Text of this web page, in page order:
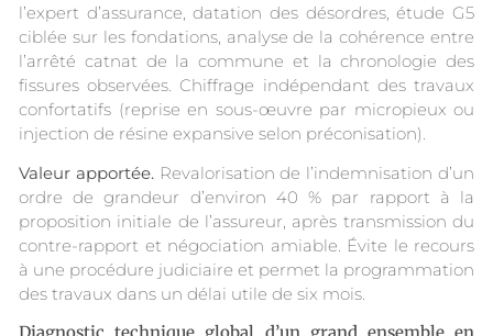
l’expert d’assurance, datation des désordres, étude G5
ciblée sur les fondations, analyse de la cohérence entre
l’arrêté catnat de la commune et la chronologie des
fissures observées. Chiffrage indépendant des travaux
confortatifs (reprise en sous-œuvre par micropieux ou
injection de résine expansive selon préconisation).
Valeur apportée.Revalorisation de l’indemnisation d’un
ordre de grandeur d’environ 40 % par rapport à la
proposition initiale de l’assureur, après transmission du
contre-rapport et négociation amiable. Évite le recours
à une procédure judiciaire et permet la programmation
des travaux dans un délai utile de six mois.
Diagnostic technique global d’un grand ensemble en